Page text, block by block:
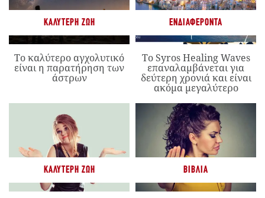
ΚΑΛΎΤΕΡΗ ΖΩΉ
Το καλύτερο αγχολυτικό
είναι η παρατήρηση των
άστρων
ΕΝΔΙΑΦΈΡΟΝΤΑ
Το Syros Healing Waves
επαναλαμβάνεται για
δεύτερη χρονιά και είναι
ακόμα μεγαλύτερο
ΚΑΛΎΤΕΡΗ ΖΩΉ ΒΙΒΛΊΑ